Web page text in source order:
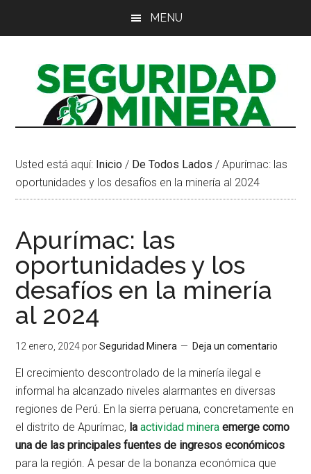
principal
MENU
Usted está aquí: Inicio / De Todos Lados / Apurímac: las
oportunidades y los desafíos en la minería al 2024
Apurímac: las
oportunidades y los
desafíos en la minería
al 2024
12 enero, 2024 porSeguridad Minera Deja un comentario
El crecimiento descontrolado de la minería ilegal e
informal ha alcanzado niveles alarmantes en diversas
regiones de Perú. En la sierra peruana, concretamente en
el distrito de Apurímac, laactividad minera emerge como
una de las principales fuentes de ingresos económicos
para la región. A pesar de la bonanza económica que